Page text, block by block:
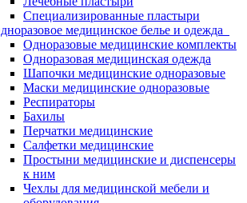
Специализированные пластыри
медицинское белье и одежда
Одноразовые медицинские комплекты
Одноразовая медицинская одежда
Шапочки медицинские одноразовые
Маски медицинские одноразовые
Респираторы
Бахилы
Перчатки медицинские
Салфетки медицинские
Простыни медицинские и диспенсеры
к ним
Чехлы для медицинской мебели и